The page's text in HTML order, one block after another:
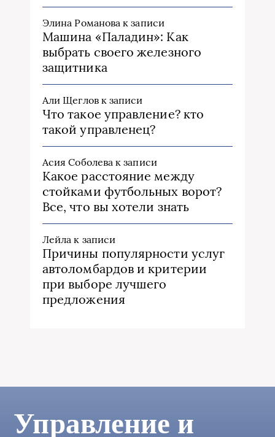
Элина Романова к записи
Машина «Паладин»: Как
выбрать своего железного
защитника
Али Щегловк записи
Что такое управление? кто
такой управленец?
Асия Соболева к записи
Какое расстояние между
стойками футбольных ворот?
Все, что вы хотели знать
Лейла к записи
Причины популярности услуг
автоломбардов и критерии
при выборе лучшего
предложения
Управление и